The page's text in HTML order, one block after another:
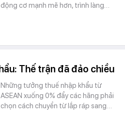
động cơ mạnh mẽ hơn, trình làng…
Thế trận đã đảo chiều
Những tưởng thuế nhập khẩu từ
ASEAN xuống 0% đẩy các hãng phải
chọn cách chuyển từ lắp ráp sang…